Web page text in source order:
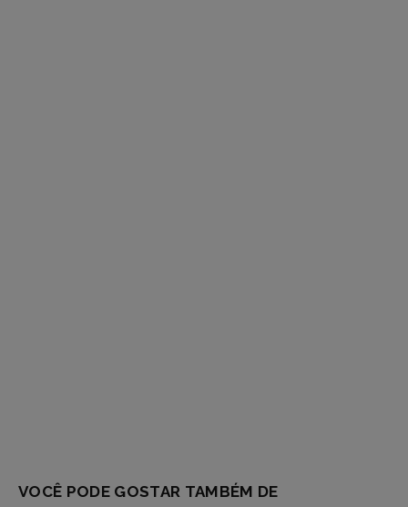
VOCÊ PODE GOSTAR TAMBÉM DE